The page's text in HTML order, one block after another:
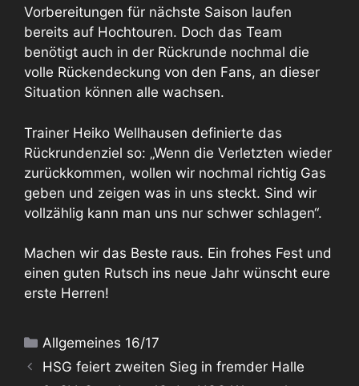
Vorbereitungen für nächste Saison laufen
bereits auf Hochtouren. Doch das Team
benötigt auch in der Rückrunde nochmal die
volle Rückendeckung von den Fans, an dieser
Situation können alle wachsen.
Trainer Heiko Wellhausen definierte das
Rückrundenziel so: „Wenn die Verletzten wieder
zurückkommen, wollen wir nochmal richtig Gas
geben und zeigen was in uns steckt. Sind wir
vollzählig kann man uns nur schwer schlagen“.
Machen wir das Beste raus. Ein frohes Fest und
einen guten Rutsch ins neue Jahr wünscht eure
erste Herren!
Kategorien
Allgemeines 16/17
HSG feiert zweiten Sieg in fremder Halle